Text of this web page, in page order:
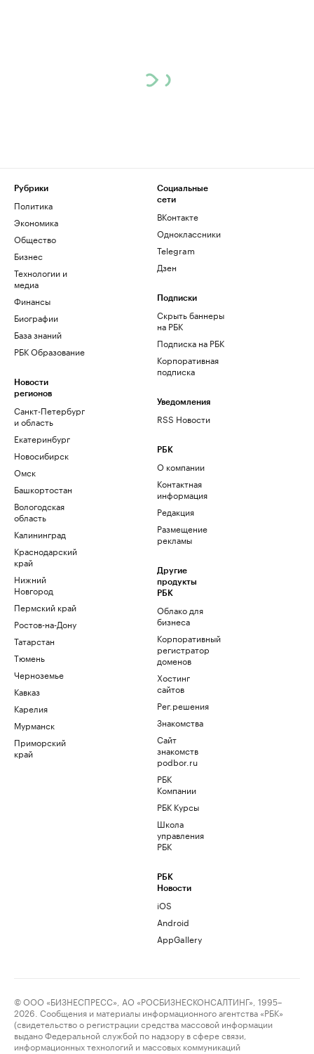
Рубрики
Политика
Экономика
Общество
Бизнес
Технологии и
медиа
Финансы
Биографии
База знаний
РБК Образование
Новости
регионов
Санкт-Петербург
и область
Екатеринбург
Новосибирск
Омск
Башкортостан
Вологодская
область
Калининград
Краснодарский
край
Нижний
Новгород
Пермский край
Ростов-на-Дону
Татарстан
Тюмень
Черноземье
Кавказ
Карелия
Мурманск
Приморский
край
Социальные
сети
ВКонтакте
Одноклассники
Telegram
Дзен
Подписки
Скрыть баннеры
на РБК
Подписка на РБК
Корпоративная
подписка
Уведомления
RSS Новости
РБК
О компании
Контактная
информация
Редакция
Размещение
рекламы
Другие
продукты
РБК
Облако для
бизнеса
Корпоративный
регистратор
доменов
Хостинг
сайтов
Рег.решения
Знакомства
Сайт
знакомств
podbor.ru
РБК
Компании
РБК Курсы
Школа
управления
РБК
РБК
Новости
iOS
Android
AppGallery
© ООО «БИЗНЕСПРЕСС», АО «РОСБИЗНЕСКОНСАЛТИНГ», 1995–
2026. Сообщения и материалы информационного агентства «РБК»
(свидетельство о регистрации средства массовой информации
выдано Федеральной службой по надзору в сфере связи,
информационных технологий и массовых коммуникаций